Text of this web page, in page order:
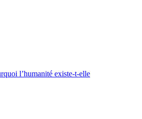
l’humanité existe-t-elle